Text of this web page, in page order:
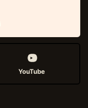
YouTube